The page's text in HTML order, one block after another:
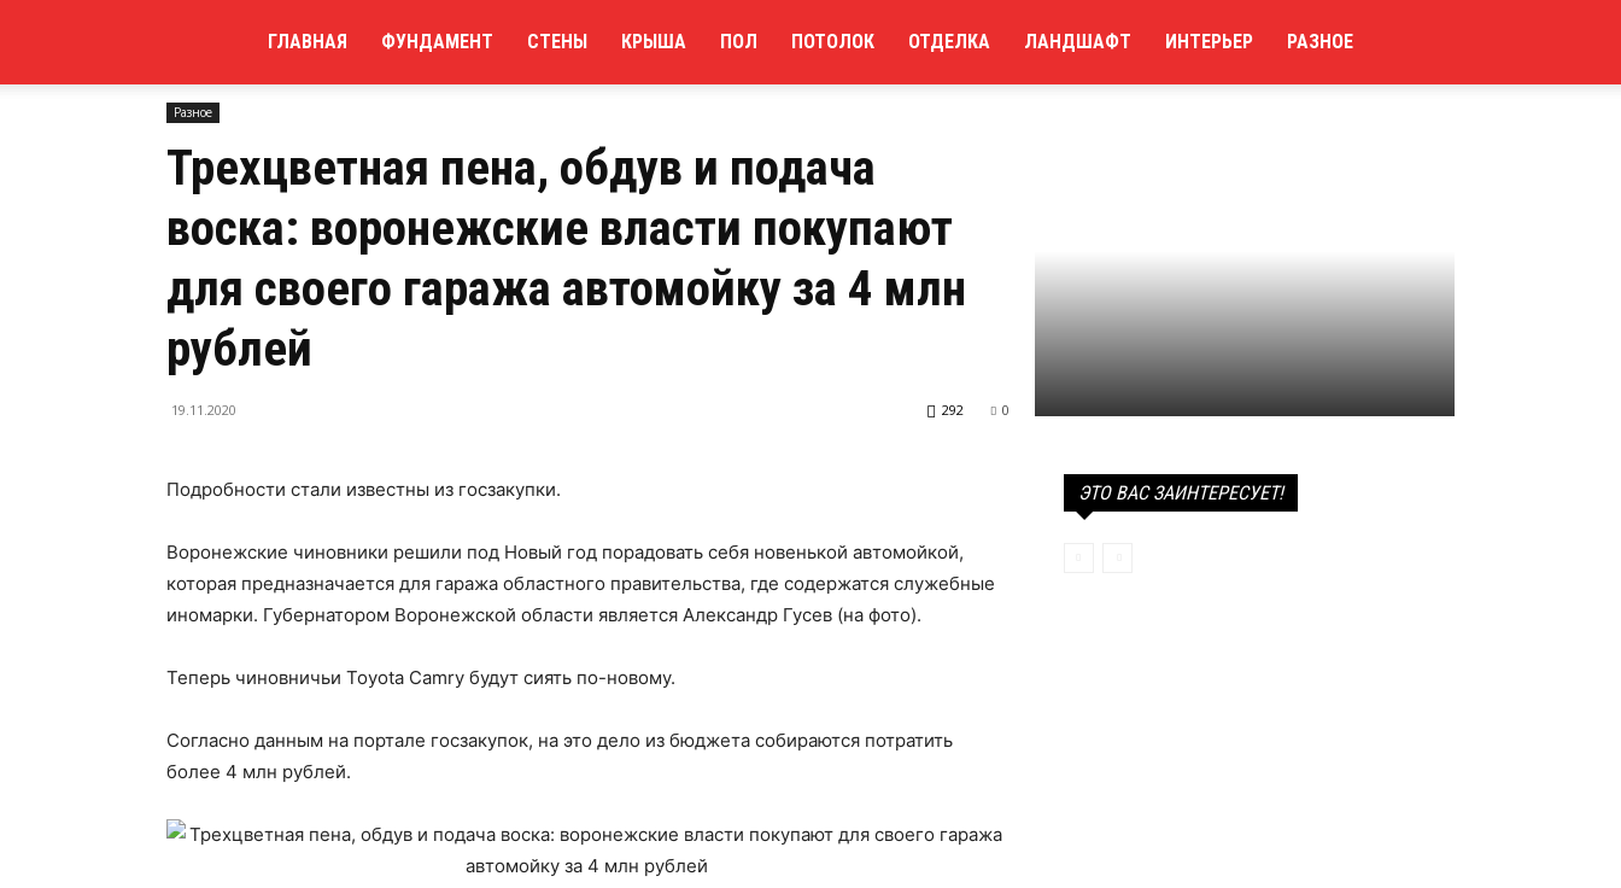
ГЛАВНАЯ ФУНДАМЕНТ СТЕНЫ КРЫША ПОЛ ПОТОЛОК ОТДЕЛКА ЛАНДШАФТ ИНТЕРЬЕР РАЗНОЕ
Домой
Разное
Трехцветная пена, обдув и подача
воска: воронежские власти покупают
для своего гаража автомойку за 4 млн
рублей
19.11.2020 0
292
Подробности стали известны из госзакупки.
Воронежские чиновники решили под Новый год порадовать себя новенькой автомойкой,
которая предназначается для гаража областного правительства, где содержатся служебные
иномарки. Губернатором Воронежской области является Александр Гусев (на фото).
Теперь чиновничьи Toyota Camry будут сиять по-новому.
Согласно данным на портале госзакупок, на это дело из бюджета собираются потратить
более 4 млн рублей.
ЭТО ВАС ЗАИНТЕРЕСУЕТ!